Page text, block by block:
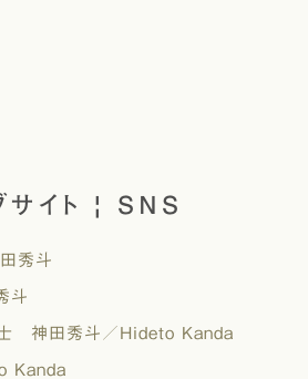
サイト | SNS
秀斗
斗
神田秀斗／Hideto Kanda
Kanda